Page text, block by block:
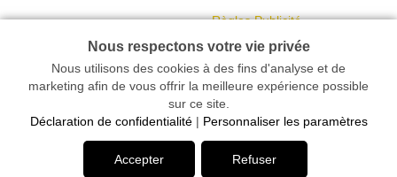
Désolé, ce produit n'est plus disponible.
Règles Publicité
Votre magasin en ligne spécialisé dans l'éclairage | créé avec
peleides.io
Nous respectons votre vie privée
Nous utilisons des cookies à des fins d'analyse et de
marketing afin de vous offrir la meilleure expérience possible
sur ce site.
Déclaration de confidentialité| Personnaliser les paramètres
Accepter Refuser